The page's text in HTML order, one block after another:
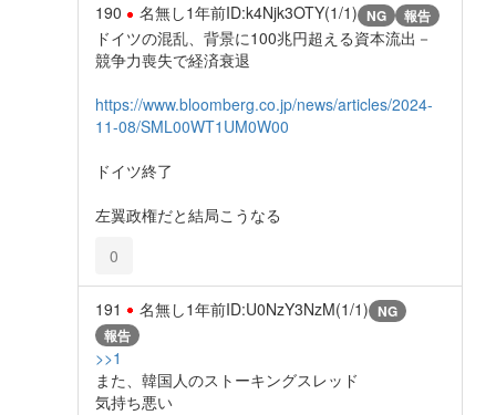
190 名無し1年前ID:k4Njk3OTY(1/1) NG 報告
ドイツの混乱、背景に100兆円超える資本流出－
競争力喪失で経済衰退
https://www.bloomberg.co.jp/news/articles/2024-
11-08/SML00WT1UM0W00
ドイツ終了
左翼政権だと結局こうなる
0
191 名無し1年前ID:U0NzY3NzM(1/1) NG
報告
>>1
また、韓国人のストーキングスレッド
気持ち悪い